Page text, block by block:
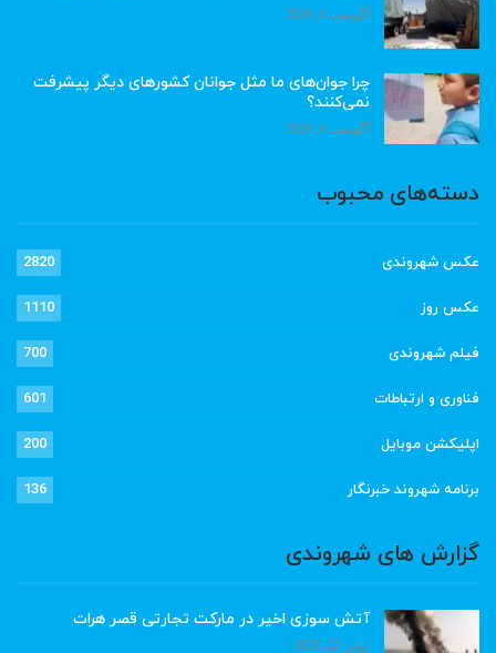
آگوست 6, 2026
چرا جوان‌های ما مثل جوانان کشورهای دیگر پیشرفت
نمی‌کنند؟
آگوست 6, 2026
دسته‌های محبوب
عکس شهروندی 2820
عکس روز 1110
فیلم شهروندی 700
فناوری و ارتباطات 601
اپلیکشن موبایل 200
برنامه شهروند خبرنگار 136
گزارش های شهروندی
آتش سوزی اخیر در مارکت تجارتی قصر هرات
ژوئن 22, 2023